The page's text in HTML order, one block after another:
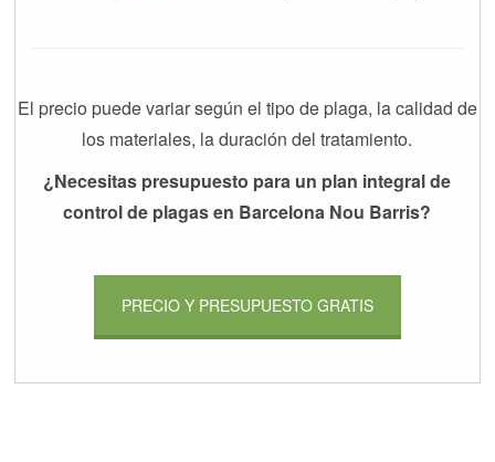
El precio puede variar según el tipo de plaga, la calidad de
los materiales, la duración del tratamiento.
¿Necesitas presupuesto para un plan integral de
control de plagas en Barcelona Nou Barris?
PRECIO Y PRESUPUESTO GRATIS